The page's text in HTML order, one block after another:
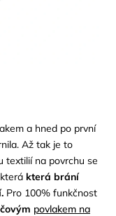
a hned po první
Až tak je to
textilií na povrchu se
která brání
Pro 100% funkčnost
povlakem na